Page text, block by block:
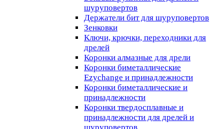
шуруповертов
Держатели бит для шуруповертов
Зенковки
Ключи, крючки, переходники для
дрелей
Коронки алмазные для дрели
Коронки биметаллические
Ezychange и принадлежности
Коронки биметаллические и
принадлежности
Коронки твердосплавные и
принадлежности для дрелей и